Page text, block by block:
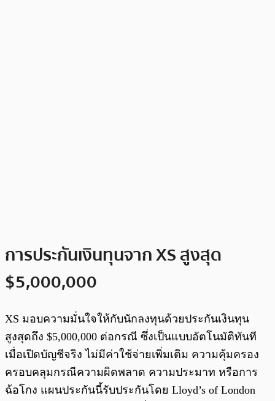
การประกันเงินทุนจาก XS สูงสุด
$5,000,000
XS มอบความมั่นใจให้กับนักลงทุนด้วยประกันเงินทุน
สูงสุดถึง $5,000,000 ต่อกรณี ซึ่งเป็นแบบอัตโนมัติทันที
เมื่อเปิดบัญชีจริง ไม่มีค่าใช้จ่ายเพิ่มเติม ความคุ้มครอง
ครอบคลุมกรณีความผิดพลาด ความประมาท หรือการ
ฉ้อโกง แผนประกันนี้รับประกันโดย Lloyd’s of London